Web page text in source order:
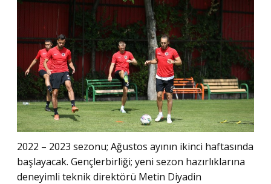
2022 – 2023 sezonu; Ağustos ayının ikinci haftasında
başlayacak. Gençlerbirliği; yeni sezon hazırlıklarına
deneyimli teknik direktörü Metin Diyadin